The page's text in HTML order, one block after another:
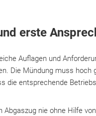
erste
Auflagen und
Die Mündung muss hoch
die entsprechende
nie ohne Hilfe